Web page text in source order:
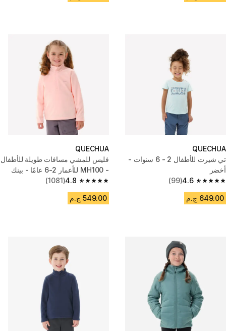
QUECHUA
تي شيرت للأطفال 2 - 6 سنوات -
أخضر
4.6
4.6 out of 5 stars from 99 reviews
(99)
649.00 ج.م
QUECHUA
فليس للمشي مسافات طويلة للأطفال
- MH100 للأعمار 2-6 عامًا - بينك
4.8
4.8 out of 5 stars from 1081 reviews
(1081)
549.00 ج.م